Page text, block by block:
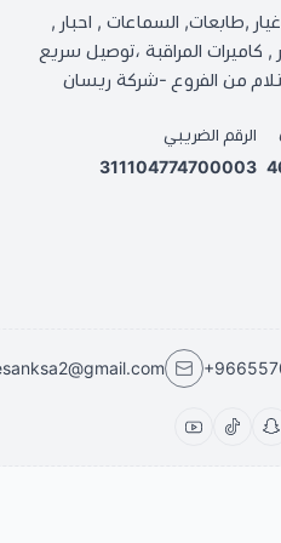
,طابعات, السماعات , احبار ,
, كاميرات المراقبة ،توصيل سريع
من الفروع -شركة ريسان
الرقم الضريبي
311104774700003